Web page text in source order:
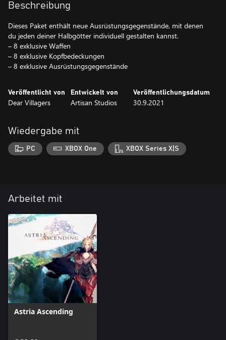
Beschreibung
Dieses Paket enthält neue Ausrüstungsgegenstände, mit denen
du jeden deiner Halbgötter individuell gestalten kannst.
– 8 exklusive Waffen
– 8 exklusive Kopfbedeckungen
– 8 exklusive Ausrüstungsgegenstände
Veröffentlicht von
Dear Villagers
Entwickelt von
Artisan Studios
Veröffentlichungsdatum
30.9.2021
Wiedergabe mit
PC XBOX One XBOX Series X|S
Arbeitet mit
Astria Ascending